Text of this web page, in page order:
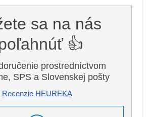
sa na nás
👍
prostredníctvom
SPS a Slovenskej pošty
Recenzie HEUREKA